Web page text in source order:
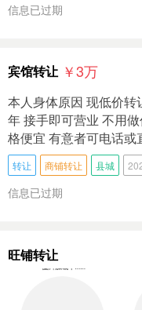
信息已过期
宾馆转让 ￥3万
本人身体原因 现低价
年 接手即可营业 不用
格便宜 有意者可电话或
转让 商铺转让 县城
信息已过期
旺铺转让